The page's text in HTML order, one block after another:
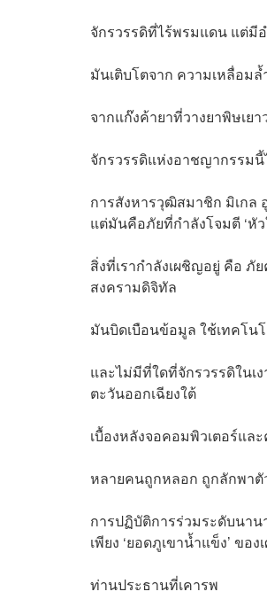
จักรวรรดิที่ไร้พรมแดน แต่มี
มันเติบโตจาก ความเหลื่อม
จากแก๊งค้ายาที่วางยาพิษเย
จักรวรรดิแห่งอาชญากรรมนี้
การสังหารวุฒิสมาชิก มิเกล
แต่มันคือภัยที่กำลังโจมตี ‘หั
สิ่งที่เรากำลังเผชิญอยู่ คือ ภั
สงครามดิจิทัล
มันบิดเบือนข้อมูล ใช้เทคโน
และไม่มีที่ใดที่จักรวรรดิในเ
ตะวันออกเฉียงใต้
เบื้องหลังจอคอมพิวเตอร์แ
หลายคนถูกหลอก ถูกลักพาตั
การปฏิบัติการร่วมระดับนา
เพียง ‘ยอดภูเขาน้ำแข็ง’ ข
ท่านประธานที่เคารพ